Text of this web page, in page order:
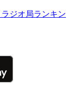
ラジオ局ランキン